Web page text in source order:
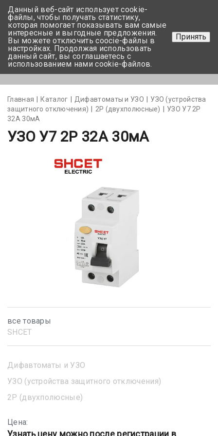
+375 17-350-99-56
+375 44-752-82-08
Задать вопрос
Главная Каталог Дифавтоматы и УЗО
УЗО (устройства
защитного отключения)
2Р (двухполюсные)
УЗО У7 2Р
32А 30мА
УЗО У7 2Р 32А 30мА
все товары
SHСET
Дифавтоматы и УЗО
УЗО (устройства защитного отключения)
2Р (двухполюсные)
Цена:
Данный веб-сайт использует cookie-
файлы, чтобы получать статистику,
которая помогает показывать вам самые
интересные и выгодные предложения.
Вы можете отключить coocie-файлы в
настройках. Продолжая использовать
данный сайт, вы соглашаетесь с
использованием нами cookie-файлов.
Принять